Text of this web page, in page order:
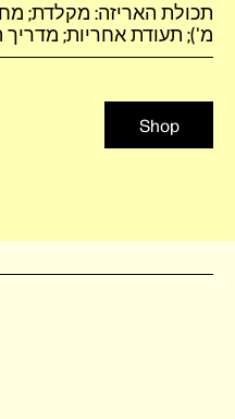
מ'); תעודת אחריות;
Shop